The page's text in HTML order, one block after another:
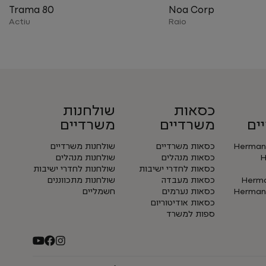
Noa Corp
Raio
Trama 80
Actiu
כסאות
משרדיים
כסאות משרדיים
כסאות מנהלים
כסאות לחדרי ישיבות
כסאות מעבדה
כסאות נערמים
כסאות אודיטוריום
ספות למשרד
שולחנות
משרדיים
שולחנות משרדיים
שולחנות מנהלים
שולחנות לחדרי ישיבות
שולחנות מתכווננים
חשמליים